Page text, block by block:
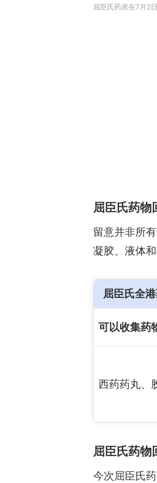
屈臣氏药房在7月2
屈臣氏药物
留意并非所
凝胶、液体
屈臣氏全
可以收集药
西药药丸、
屈臣氏药物
今次屈臣氏